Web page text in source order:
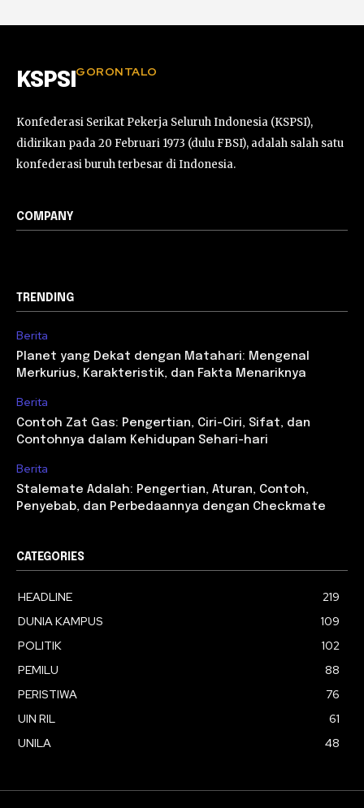
KSPSI GORONTALO
Konfederasi Serikat Pekerja Seluruh Indonesia (KSPSI),
didirikan pada 20 Februari 1973 (dulu FBSI), adalah salah satu
konfederasi buruh terbesar di Indonesia.
COMPANY
TRENDING
Berita
Planet yang Dekat dengan Matahari: Mengenal
Merkurius, Karakteristik, dan Fakta Menariknya
Berita
Contoh Zat Gas: Pengertian, Ciri-Ciri, Sifat, dan
Contohnya dalam Kehidupan Sehari-hari
Berita
Stalemate Adalah: Pengertian, Aturan, Contoh,
Penyebab, dan Perbedaannya dengan Checkmate
CATEGORIES
HEADLINE
219
DUNIA KAMPUS
109
POLITIK
102
PEMILU
88
PERISTIWA
76
UIN RIL
61
UNILA
48